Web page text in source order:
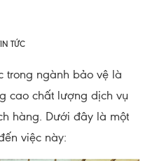
TỨC
trong ngành bảo vệ là
cao chất lượng dịch vụ
hàng. Dưới đây là một
việc này: